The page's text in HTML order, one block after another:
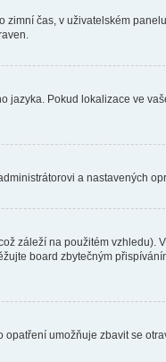
čas, v uživatelském
Pokud lokalizace ve
a nastavených
záleží na použitém
board zbytečným
umožňuje zbavit se